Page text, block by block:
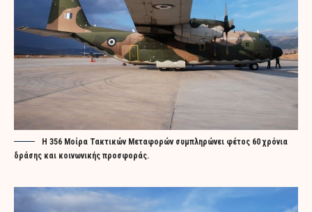
Η 356 Μοίρα Τακτικών Μεταφορών συμπληρώνει φέτος 60 χρόνια
δράσης και κοινωνικής προσφοράς.